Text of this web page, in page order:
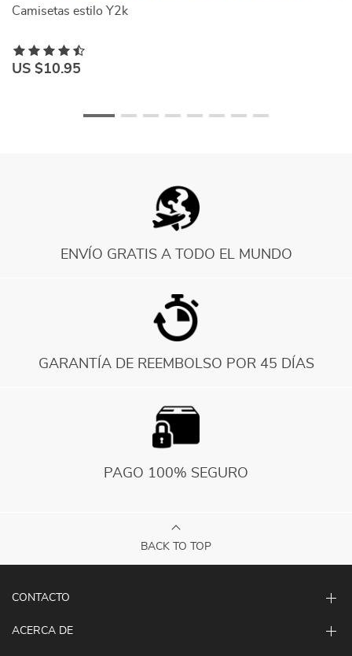
Camisetas estilo Y2k
US $10.95
ENVÍO GRATIS A TODO EL MUNDO
GARANTÍA DE REEMBOLSO POR 45 DÍAS
PAGO 100% SEGURO
BACK TO TOP
CONTACTO
ACERCA DE